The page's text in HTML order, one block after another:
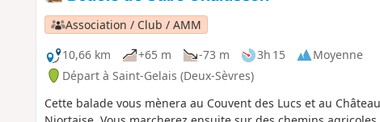
Association / Club / AMM
10,66 km
+65 m -73 m 3h 15
Moyenne
Départ à Saint-Gelais (Deux-Sèvres)
Cette balade vous mènera au Couvent des Lucs et au